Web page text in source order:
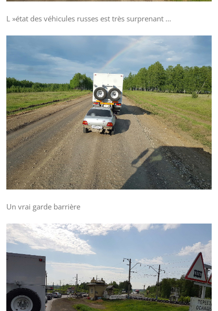
L »état des véhicules russes est très surprenant …
Un vrai garde barrière